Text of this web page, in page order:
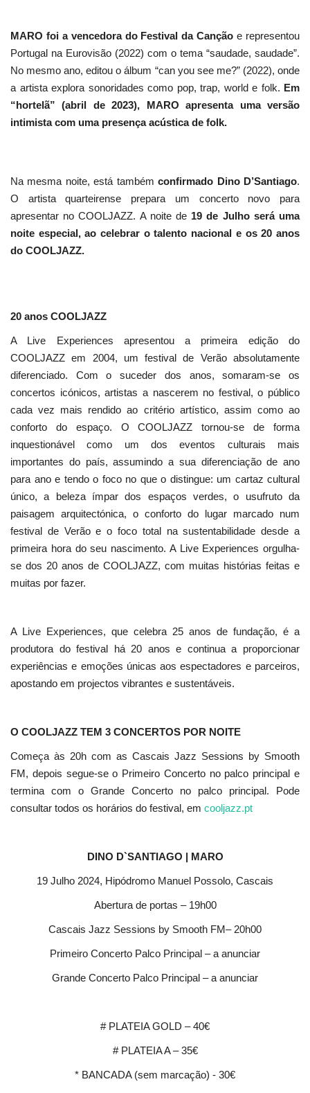
MARO foi a vencedora do Festival da Canção e representou
Portugal na Eurovisão (2022) com o tema “saudade, saudade”.
No mesmo ano, editou o álbum “can you see me?” (2022), onde
a artista explora sonoridades como pop, trap, world e folk. Em
“hortelã” (abril de 2023), MARO apresenta uma versão
intimista com uma presença acústica de folk.
Na mesma noite, está tambémconfirmado Dino D’Santiago.
O artista quarteirense prepara um concerto novo para
apresentar no COOLJAZZ. A noite de 19 de Julho será uma
noite especial, ao celebrar o talento nacional e os 20 anos
do COOLJAZZ.
20 anos COOLJAZZ
A Live Experiences apresentou a primeira edição do
COOLJAZZ em 2004, um festival de Verão absolutamente
diferenciado. Com o suceder dos anos, somaram-se os
concertos icónicos, artistas a nascerem no festival, o público
cada vez mais rendido ao critério artístico, assim como ao
conforto do espaço. O COOLJAZZ tornou-se de forma
inquestionável como um dos eventos culturais mais
importantes do país, assumindo a sua diferenciação de ano
para ano e tendo o foco no que o distingue: um cartaz cultural
único, a beleza ímpar dos espaços verdes, o usufruto da
paisagem arquitectónica, o conforto do lugar marcado num
festival de Verão e o foco total na sustentabilidade desde a
primeira hora do seu nascimento. A Live Experiences orgulha-
se dos 20 anos de COOLJAZZ, com muitas histórias feitas e
muitas por fazer.
A Live Experiences, que celebra 25 anos de fundação, é a
produtora do festival há 20 anos e continua a proporcionar
experiências e emoções únicas aos espectadores e parceiros,
apostando em projectos vibrantes e sustentáveis.
O COOLJAZZ TEM 3 CONCERTOS POR NOITE
Começa às 20h com as Cascais Jazz Sessions by Smooth
FM, depois segue-se o Primeiro Concerto no palco principal e
termina com o Grande Concerto no palco principal. Pode
consultar todos os horários do festival, em cooljazz.pt
DINO D`SANTIAGO | MARO
19 Julho 2024, Hipódromo Manuel Possolo, Cascais
Abertura de portas – 19h00
Cascais Jazz Sessions by Smooth FM– 20h00
Primeiro Concerto Palco Principal – a anunciar
Grande Concerto Palco Principal – a anunciar
# PLATEIA GOLD – 40€
# PLATEIA A – 35€
* BANCADA (sem marcação) - 30€